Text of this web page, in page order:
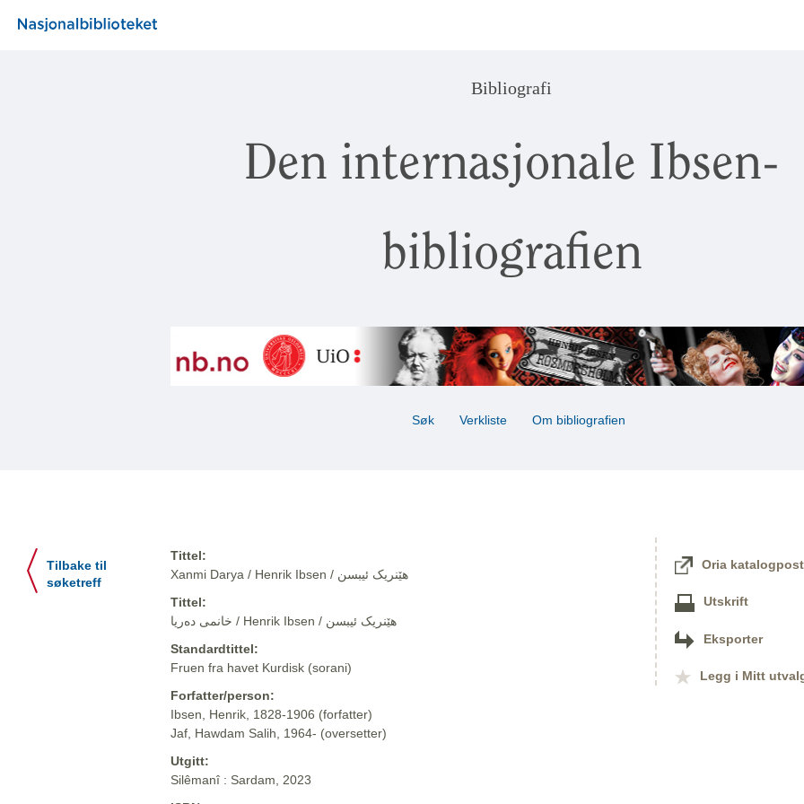
Bibliografi
Den internasjonale Ibsen-
bibliografien
Søk Verkliste Om bibliografien
Tilbake til
søketreff
Tittel:
Xanmi Darya / Henrik Ibsen / هێنریک ئیبسن
Tittel:
خانمی دەریا / Henrik Ibsen / هێنریک ئیبسن
Standardtittel:
Fruen fra havet Kurdisk (sorani)
Forfatter/person:
Ibsen, Henrik, 1828-1906 (forfatter)
Jaf, Hawdam Salih, 1964- (oversetter)
Utgitt:
Silêmanî : Sardam, 2023
Oria katalogpost
Utskrift
Eksporter
Legg i Mitt